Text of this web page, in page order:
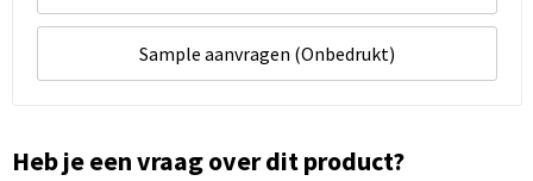
Sample aanvragen (Onbedrukt)
Heb je een vraag over dit product?